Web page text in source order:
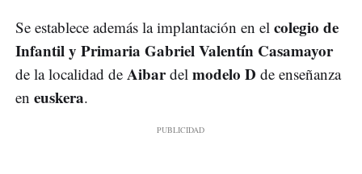
Se establece además la implantación en el colegio de
Infantil y Primaria Gabriel Valentín Casamayor
de la localidad de Aibardel modelo D de enseñanza
en euskera.